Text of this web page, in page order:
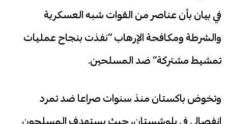
في بيان بأن عناصر من القوات شبه العسكرية
والشرطة ومكافحة الإرهاب “نفذت بنجاح عمليات
تمشيط مشتركة” ضد المسلحين.
وتخوض باكستان منذ سنوات صراعا ضد تمرد
انفصالي في بلوشستان، حيث يستهدف المسلحون